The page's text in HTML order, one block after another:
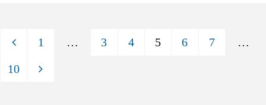
DER
1 … 3 4 5 6 7 …
10